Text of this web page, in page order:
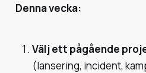
Denna vecka:
Välj ett pågående
(lansering, incident,